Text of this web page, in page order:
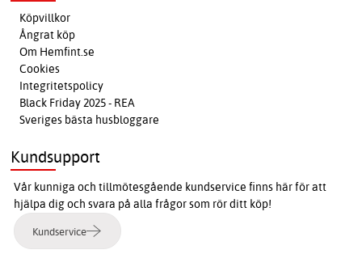
Köpvillkor
Ångrat köp
Om Hemfint.se
Cookies
Integritetspolicy
Black Friday 2025 - REA
Sveriges bästa husbloggare
Kundsupport
Vår kunniga och tillmötesgående kundservice finns här för att
hjälpa dig och svara på alla frågor som rör ditt köp!
Kundservice